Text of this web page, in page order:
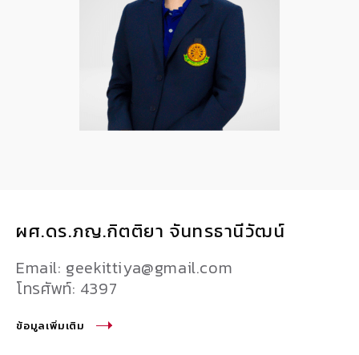
ผศ.ดร.ภญ.กิตติยา จันทรธานีวัฒน์
Email: geekittiya@gmail.com
โทรศัพท์: 4397
ข้อมูลเพิ่มเติม